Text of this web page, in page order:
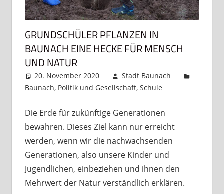
GRUNDSCHÜLER PFLANZEN IN
BAUNACH EINE HECKE FÜR MENSCH
UND NATUR
20. November 2020
Stadt Baunach
Baunach, Politik und Gesellschaft, Schule
Die Erde für zukünftige Generationen
bewahren. Dieses Ziel kann nur erreicht
werden, wenn wir die nachwachsenden
Generationen, also unsere Kinder und
Jugendlichen, einbeziehen und ihnen den
Mehrwert der Natur verständlich erklären.